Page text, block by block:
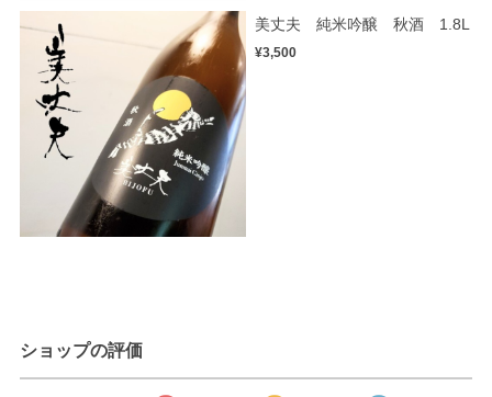
美丈夫 純米吟醸 秋酒 1.8L
¥3,500
ショップの評価